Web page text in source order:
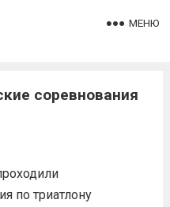
МЕНЮ
соревнования
по триатлону